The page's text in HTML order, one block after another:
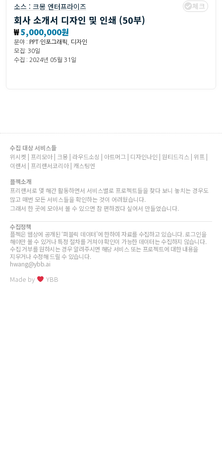
소스 : 크몽 엔터프라이즈 체크
회사 소개서 디자인 및 인쇄 (50부)
₩5,000,000원
분야 : PPT·인포그래픽
디자인
모집: 30일
수집 : 2024년 05월 31일
수집 대상 서비스들
위시켓 | 프리모아 | 크몽 | 라우드소싱 | 아트머그 | 디자인나인 | 원티드긱스 | 위프 |
이랜서 | 프리랜서코리아 | 캐스팅엔
플젝소개
프리랜서로 몇 해간 활동하면서 서비스별로 프로젝트들을 찾다 보니 놓치는 경우도
많고 매번 모든 서비스들을 확인하는 것이 어려웠습니다.
그래서 한 곳에 모아서 볼 수 있으면 참 편하겠다 싶어서 만들었습니다.
수집정책
플젝은 웹상에 공개된 ‘퍼블릭 데이터’에 한하여 자료를 수집하고 있습니다. 로그인을
해야만 볼 수 있거나 특정 절차를 거쳐야 확인이 가능한 데이터는 수집하지 않습니다.
수집 거부를 원하시는 경우 알려주시면 해당 서비스 또는 프로젝트에 대한 내용을
지우거나 수정해 드릴 수 있습니다.
hwang@ybb.ai
Made by YBB